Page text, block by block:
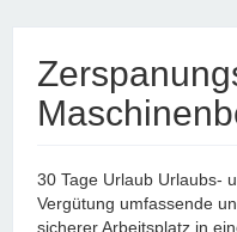
30 Tage Urlaub Urlaubs-
Vergütung umfassende
sicherer Arbeitsplatz in